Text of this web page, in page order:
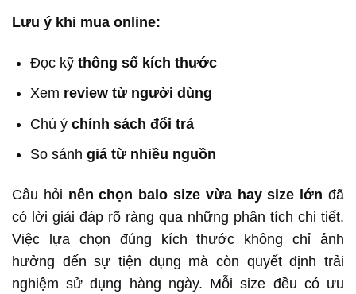
Lưu ý khi mua online:
Đọc kỹ thông số kích thước
Xem review từ người dùng
Chú ý chính sách đổi trả
So sánh giá từ nhiều nguồn
Câu hỏi nên chọn balo size vừa hay size lớn đã
có lời giải đáp rõ ràng qua những phân tích chi tiết.
Việc lựa chọn đúng kích thước không chỉ ảnh
hưởng đến sự tiện dụng mà còn quyết định trải
nghiệm sử dụng hàng ngày. Mỗi size đều có ưu